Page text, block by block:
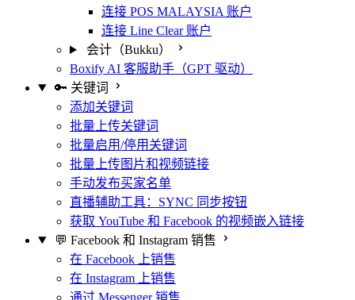
连接 POS MALAYSIA 账户
连接 Line Clear 账户
会计（Bukku）
Boxify AI 客服助手（GPT 驱动）
🔑 关键词
添加关键词
批量上传关键词
批量启用/停用关键词
批量上传图片和视频链接
手动发布买家名单
直播辅助工具：SYNC 同步按钮
获取 YouTube 和 Facebook 的视频嵌入链接
💬 Facebook 和 Instagram 销售
在 Facebook 上销售
在 Instagram 上销售
通过 Messenger 销售